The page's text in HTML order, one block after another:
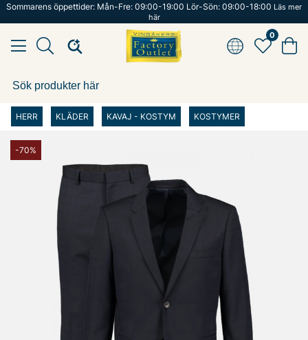
Sommarens öppettider: Mån-Fre: 09:00-19:00 Lör-Sön: 09:00-18:00 Läs mer
här
0
HERR KLÄDER KAVAJ - KOSTYM KOSTYMER
-70%